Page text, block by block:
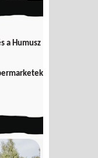
a Humusz